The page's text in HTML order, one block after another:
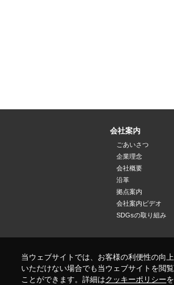
当ウェブサイトでは、お客様の利便性の向
いただけない場合でも当ウェブサイトを閲
ことができます。詳細はクッキーポリシー
会社案内
ごあいさつ
企業理念
会社概要
沿革
拠点案内
会社案内ビデオ
SDGsの取り組み